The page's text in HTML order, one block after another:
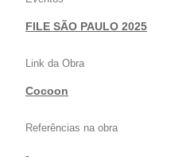
FILE SÃO PAULO 2025
Link da Obra
Cocoon
Referências na obra
-